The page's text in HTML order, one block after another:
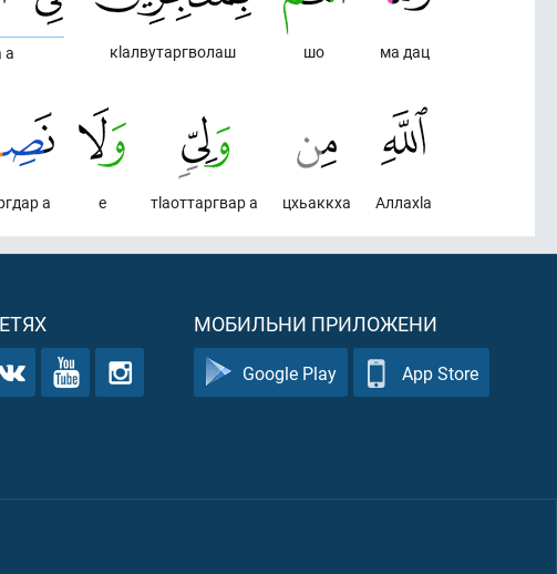
ма дац
шо
кlалвутаргволаш
а
Аллахlа
цхьаккха
тlаоттаргвар а
е
а
МОБИЛЬНИ ПРИЛОЖЕНИ
Google Play App Store